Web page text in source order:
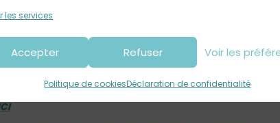
les services
Accepter Refuser Voir les
Politique de cookiesDéclaration de confidentialité
et des
et les adultes
un livre (ou vos ados), si vous êtes en cours d’écriture,
!